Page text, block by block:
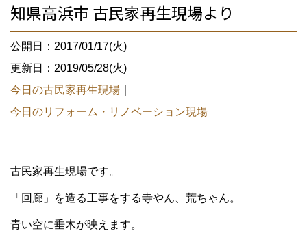
知県高浜市 古民家再生現場より
公開日：2017/01/17(火)
更新日：2019/05/28(火)
今日の古民家再生現場
今日のリフォーム・リノベーション現場
古民家再生現場です。
「回廊」を造る工事をする寺やん、荒ちゃん。
青い空に垂木が映えます。